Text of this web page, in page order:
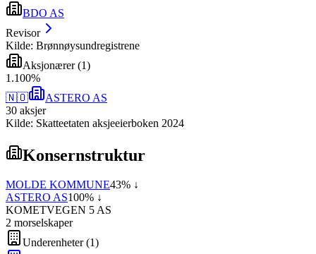
BDO AS
Revisor
Kilde: Brønnøysundregistrene
Aksjonærer(1)
1 .100%
🇳🇴
ASTERO AS
30 aksjer
Kilde: Skatteetaten aksjeeierboken 2024
Konsernstruktur
MOLDE KOMMUNE43% ↓
ASTERO AS100% ↓
KOMETVEGEN 5 AS
2 morselskaper
Underenheter(1)